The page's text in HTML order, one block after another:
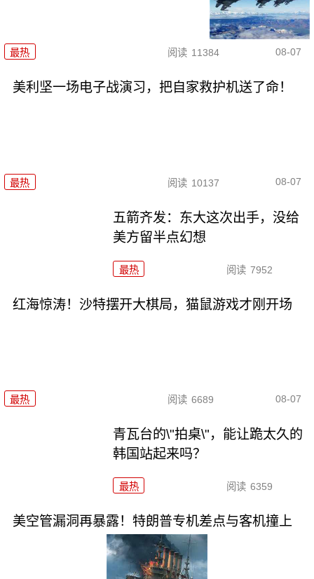
最热 阅读 11384 08-07
美利坚一场电子战演习，把自家救护机送了命！
最热 阅读 10137 08-07
五箭齐发：东大这次出手，没给
美方留半点幻想
最热 阅读 7952
红海惊涛！沙特摆开大棋局，猫鼠游戏才刚开场
最热 阅读 6689 08-07
青瓦台的\"拍桌\"，能让跪太久的
韩国站起来吗？
最热 阅读 6359
美空管漏洞再暴露！特朗普专机差点与客机撞上